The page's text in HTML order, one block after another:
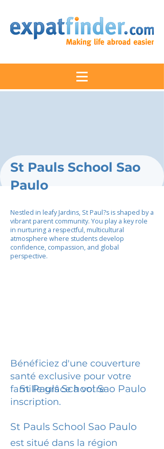
St Pauls School Sao
Paulo
Nestled in leafy Jardins, St Paul?s is shaped by a
vibrant parent community. You play a key role
in nurturing a respectful, multicultural
atmosphere where students develop
confidence, compassion, and global
perspective.
Bénéficiez d'une couverture
santé exclusive pour votre
famille grâce à votre
inscription.
St Pauls School Sao Paulo
St Pauls School Sao Paulo
est situé dans la région